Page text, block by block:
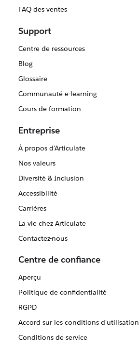
FAQ des ventes
Support
Centre de ressources
Blog
Glossaire
Communauté e-learning
Cours de formation
Entreprise
À propos d'Articulate
Nos valeurs
Diversité & Inclusion
Accessibilité
Carrières
La vie chez Articulate
Contactez-nous
Centre de confiance
Aperçu
Politique de confidentialité
RGPD
Accord sur les conditions d'utilisation
Conditions de service